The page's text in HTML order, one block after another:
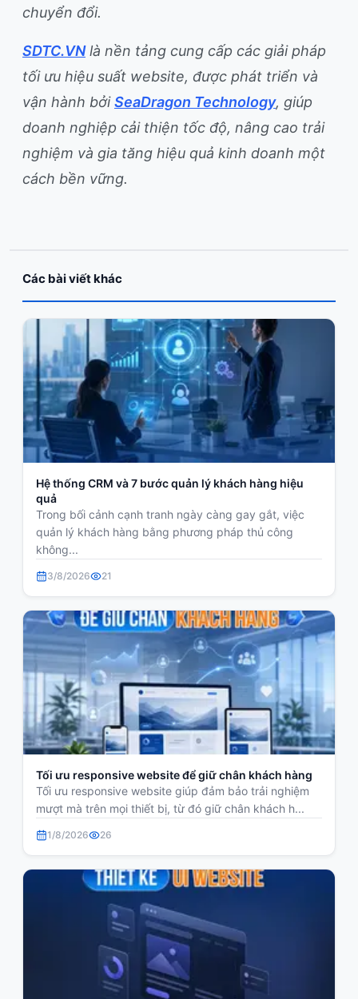
chuyển đổi.
SDTC.VNlà nền tảng cung cấp các giải pháp
tối ưu hiệu suất website, được phát triển và
vận hành bởiSeaDragon Technology, giúp
doanh nghiệp cải thiện tốc độ, nâng cao trải
nghiệm và gia tăng hiệu quả kinh doanh một
cách bền vững.
Các bài viết khác
Hệ thống CRM và 7 bước quản lý khách hàng hiệu
quả
Trong bối cảnh cạnh tranh ngày càng gay gắt, việc
quản lý khách hàng bằng phương pháp thủ công
không...
3/8/2026 21
Tối ưu responsive website để giữ chân khách hàng
Tối ưu responsive website giúp đảm bảo trải nghiệm
mượt mà trên mọi thiết bị, từ đó giữ chân khách h...
1/8/2026 26